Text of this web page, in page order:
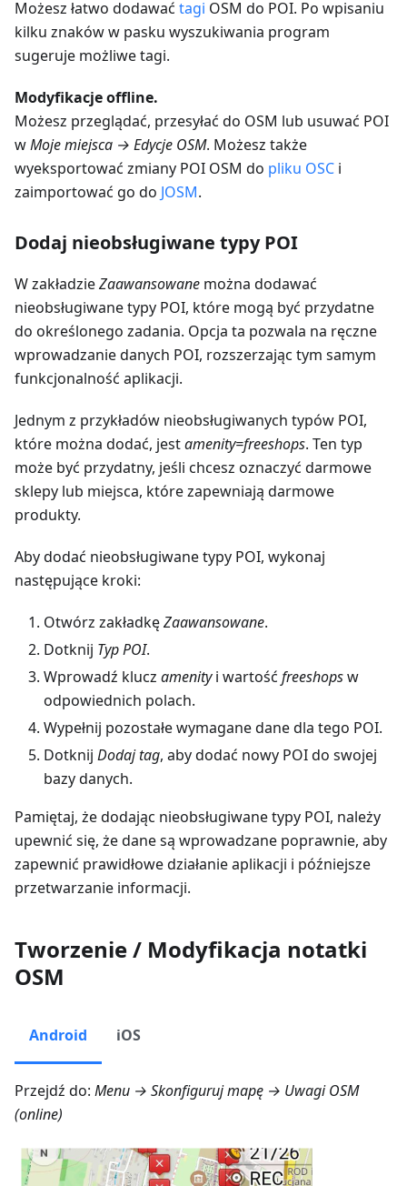
Możesz łatwo dodawać tagi OSM do POI. Po wpisaniu
kilku znaków w pasku wyszukiwania program
sugeruje możliwe tagi.
Modyfikacje offline.
Możesz przeglądać, przesyłać do OSM lub usuwać POI
wMoje miejsca → Edycje OSM. Możesz także
wyeksportować zmiany POI OSM do pliku OSC i
zaimportować go do JOSM.
Dodaj nieobsługiwane typy POI
W zakładzieZaawansowane można dodawać
nieobsługiwane typy POI, które mogą być przydatne
do określonego zadania. Opcja ta pozwala na ręczne
wprowadzanie danych POI, rozszerzając tym samym
funkcjonalność aplikacji.
Jednym z przykładów nieobsługiwanych typów POI,
które można dodać, jestamenity=freeshops. Ten typ
może być przydatny, jeśli chcesz oznaczyć darmowe
sklepy lub miejsca, które zapewniają darmowe
produkty.
Aby dodać nieobsługiwane typy POI, wykonaj
następujące kroki:
Otwórz zakładkęZaawansowane.
Dotknij Typ POI.
Wprowadź klucz amenityi wartość freeshopsw
odpowiednich polach.
Wypełnij pozostałe wymagane dane dla tego POI.
Dotknij Dodaj tag, aby dodać nowy POI do swojej
bazy danych.
Pamiętaj, że dodając nieobsługiwane typy POI, należy
upewnić się, że dane są wprowadzane poprawnie, aby
zapewnić prawidłowe działanie aplikacji i późniejsze
przetwarzanie informacji.
Tworzenie / Modyfikacja notatki
OSM
Android iOS
Przejdź do: Menu → Skonfiguruj mapę → Uwagi OSM
(online)